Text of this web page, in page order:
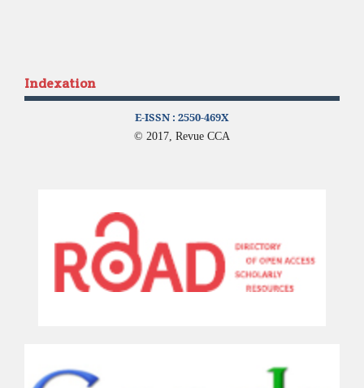
Indexation
E-ISSN : 2550-469X
© 2017, Revue CCA